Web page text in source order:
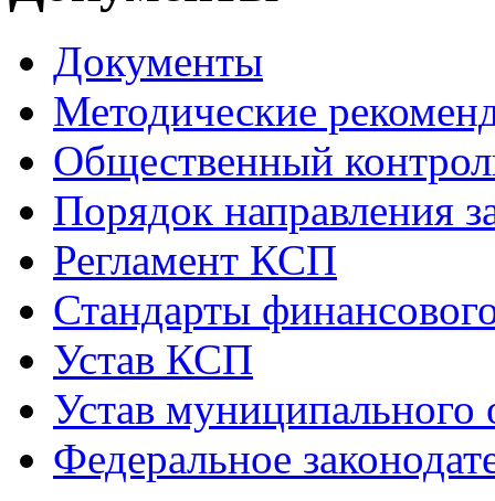
Документы
Методические
Общественный
Порядок направления
Регламент КСП
Стандарты
Устав КСП
Устав муниципального
Федеральное